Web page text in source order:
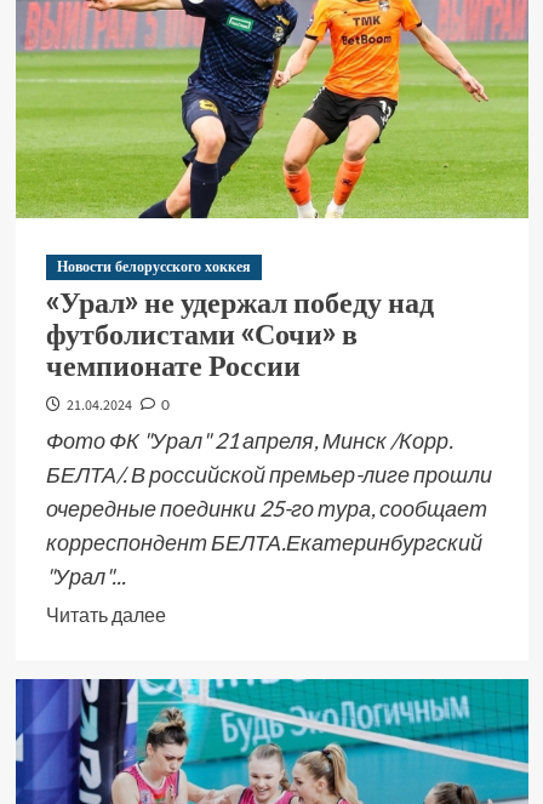
Новости белорусского хоккея
«Урал» не удержал победу над
футболистами «Сочи» в
чемпионате России
21.04.2024 0
Фото ФК "Урал" 21 апреля, Минск /Корр.
БЕЛТА/. В российской премьер-лиге прошли
очередные поединки 25-го тура, сообщает
корреспондент БЕЛТА.Екатеринбургский
"Урал"...
Читать далее